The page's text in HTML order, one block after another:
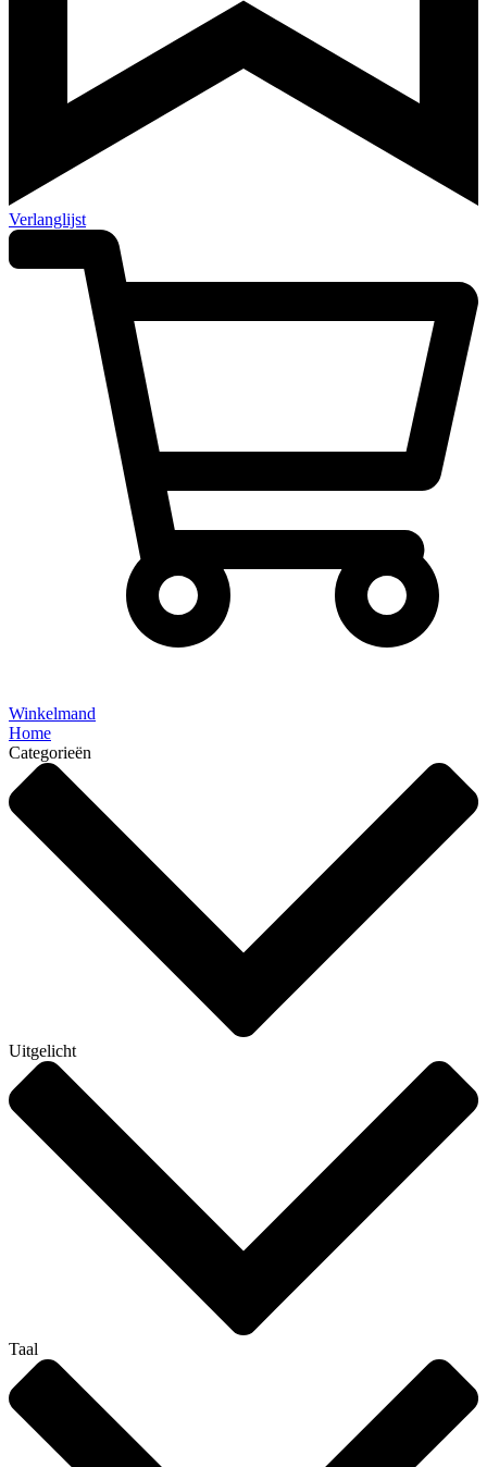
Verlanglijst
Winkelmand
Home
Categorieën
Uitgelicht
Taal